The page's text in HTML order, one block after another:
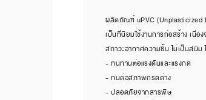
ผลิตภัณฑ์ uPVC (Unplasticized
เป็นที่นิยมใช้งานการก่อสร้าง เนื่
สภาวะอากาศความชื้น ไม่เป็นสนิ
- ทนทานต่อแรงดันและแรงกด
- ทนต่อสภาพกรดด่าง
- ปลอดภัยจากสารพิษ